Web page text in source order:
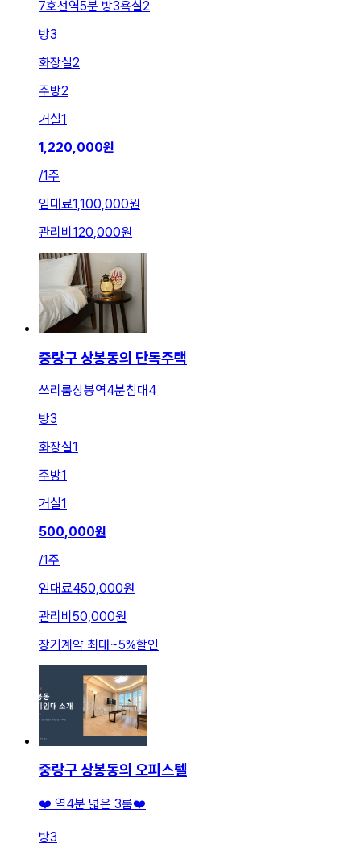
7호선역5분 방3욕실2
방3
화장실2
주방2
거실1
1,220,000원
/1주
임대료1,100,000원
관리비 120,000원
중랑구 상봉동의 단독주택
쓰리룸상봉역4분침대4
방3
화장실1
주방1
거실1
500,000원
/1주
임대료450,000원
관리비 50,000원
장기계약 최대~5%할인
중랑구 상봉동의 오피스텔
❤️ 역4분 넓은 3룸❤️
방3